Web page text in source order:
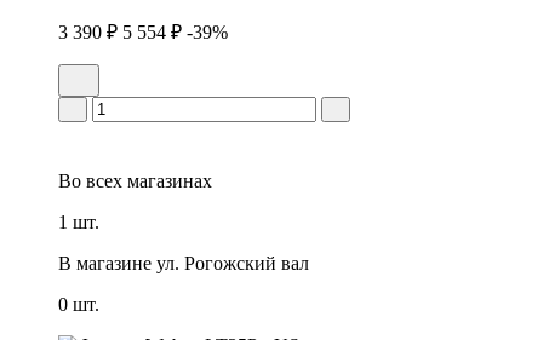
3 390 ₽ 5 554 ₽ -39%
Во всех магазинах
1 шт.
В магазине ул. Рогожский вал
0 шт.